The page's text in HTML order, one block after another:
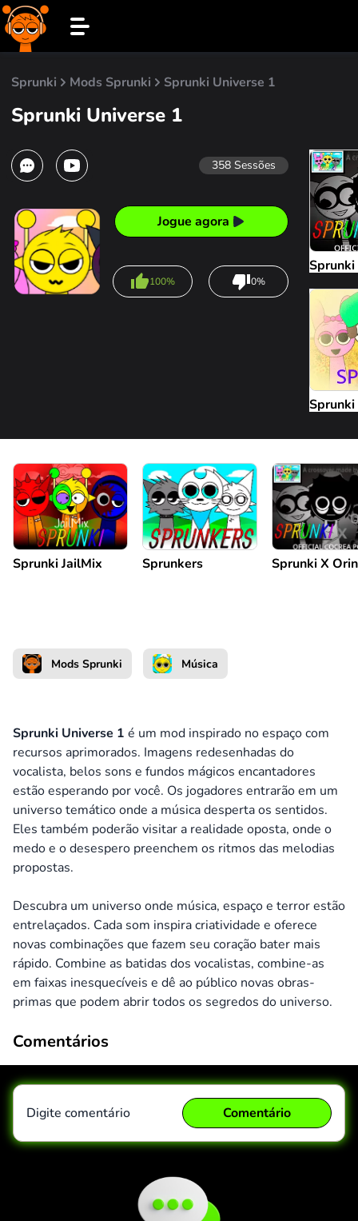
Sprunki Mods Sprunki Sprunki Universe 1
Sprunki Universe 1
358 Sessões
Jogue agora
100% 0%
Sprunki JailMix Sprunkers Sprunki X
Mods Sprunki Música
Sprunki Universe 1 é um mod inspirado no espaço com
recursos aprimorados. Imagens redesenhadas do
vocalista, belos sons e fundos mágicos encantadores
estão esperando por você. Os jogadores entrarão em um
universo temático onde a música desperta os sentidos.
Eles também poderão visitar a realidade oposta, onde o
medo e o desespero preenchem os ritmos das melodias
propostas.
Descubra um universo onde música, espaço e terror estão
entrelaçados. Cada som inspira criatividade e oferece
novas combinações que fazem seu coração bater mais
rápido. Combine as batidas dos vocalistas, combine-as
em faixas inesquecíveis e dê ao público novas obras-
primas que podem abrir todos os segredos do universo.
Comentários
Digite comentário Comentário